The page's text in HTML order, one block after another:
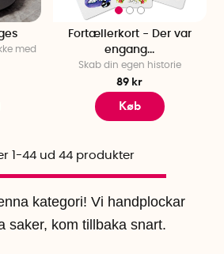
med
Fortællerkort - Der var
engang...
Skab din egen historie
89 kr
Køb
kategori! Vi handplockar
saker, kom tillbaka snart.
1-44 ud 44 produkter